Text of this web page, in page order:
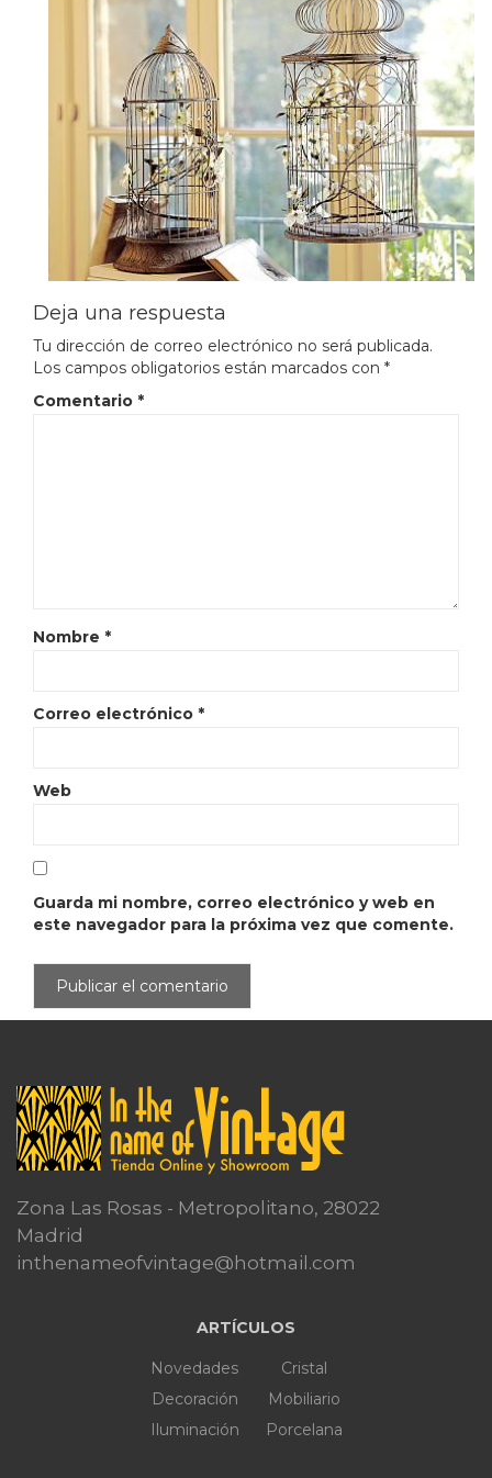
Deja una respuesta
Tu dirección de correo electrónico no será publicada.
Los campos obligatorios están marcados con *
Comentario *
Nombre *
Correo electrónico *
Web
Guarda mi nombre, correo electrónico y web en
este navegador para la próxima vez que comente.
Zona Las Rosas - Metropolitano, 28022
Madrid
inthenameofvintage@hotmail.com
ARTÍCULOS
Novedades
Decoración
Iluminación
Cristal
Mobiliario
Porcelana